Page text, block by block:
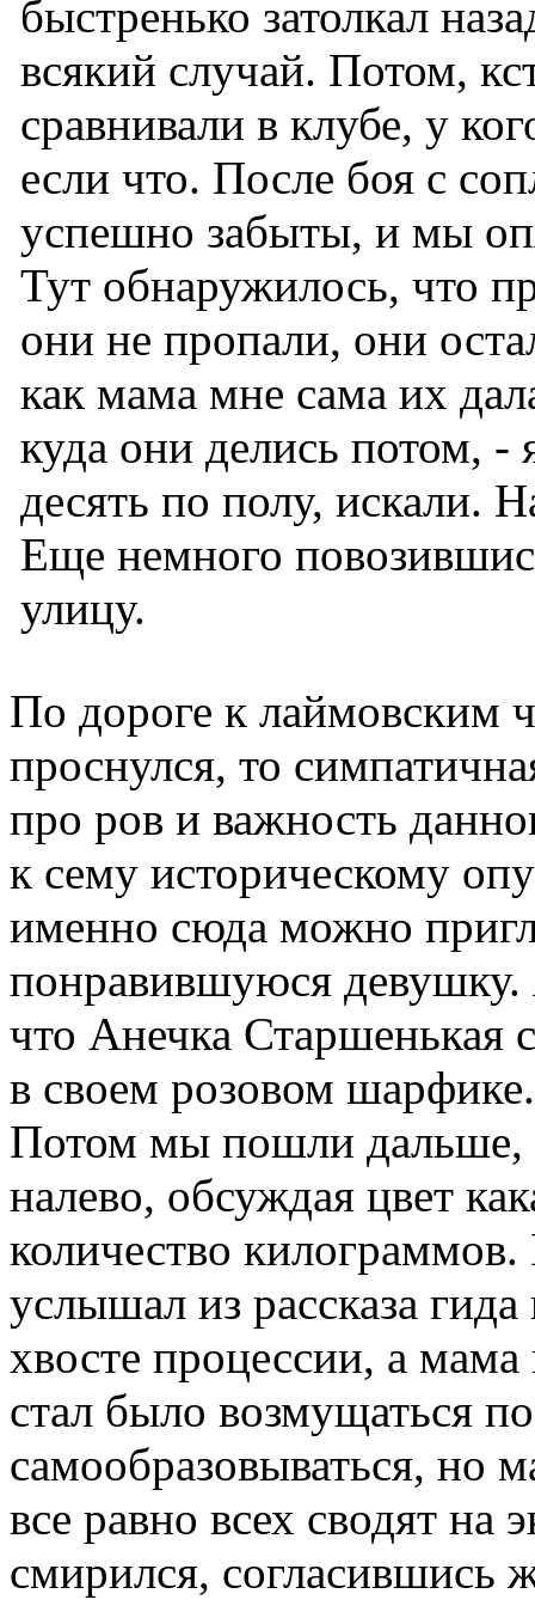
быстренько затолкал
всякий случай. Потом,
сравнивали в клубе, у
если что. После боя с
успешно забыты, и мы
Тут обнаружилось, что
они не пропали, они
как мама мне сама их
куда они делись потом,
десять по полу, искали.
Еще немного
улицу.
По дороге к лаймовским
проснулся, то
про ров и важность
к сему историческому
именно сюда можно
понравившуюся девушку.
что Анечка Старшенькая
в своем розовом шарфике.
Потом мы пошли дальше,
налево, обсуждая цвет
количество
услышал из рассказа
хвосте процессии, а
стал было возмущаться
самообразовываться, но
все равно всех сводят
смирился, согласившись